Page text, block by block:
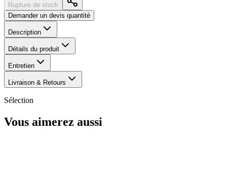
Rupture de stock
Demander un devis quantité
Description
Détails du produit
Entretien
Livraison & Retours
Sélection
Vous aimerez aussi